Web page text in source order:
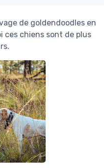
de goldendoodles en
ces chiens sont de plus